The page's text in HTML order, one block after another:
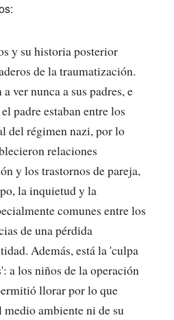
y su historia posterior
de la traumatización.
ver nunca a sus padres, e
padre estaban entre los
del régimen nazi, por lo
relaciones
y los trastornos de pareja,
la inquietud y la
comunes entre los
de una pérdida
Además, está la 'culpa
a los niños de la operación
llorar por lo que
ambiente ni de su